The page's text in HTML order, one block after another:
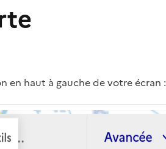
en haut à gauche de votre écran :